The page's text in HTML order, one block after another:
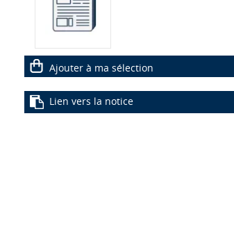
Ajouter à ma sélection
Lien vers la notice